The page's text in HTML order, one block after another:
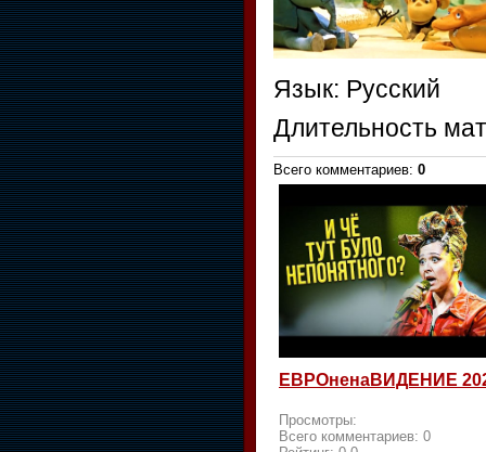
Язык: Русский
Длительность
Всего комментариев: 0
ЕВРОненаВИДЕНИЕ
Просмотры:
Всего комментариев: 0